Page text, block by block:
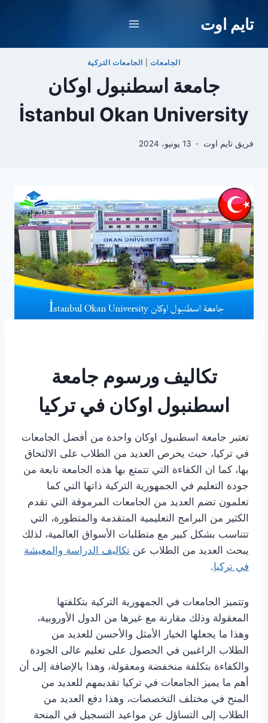
تايم اوت
الجامعات الجامعات التركية
جامعة اسطنبول اوكان
İstanbul Okan University
فريق تايم اوت 13 يونيو، 2024
تكاليف ورسوم جامعة
اسطنبول اوكان في تركيا
تعتبر جامعة اسطنبول اوكان واحدة من أفضل الجامعات
في تركيا، حيث يحرص العديد من الطلاب على الالتحاق
بها، كما ان الكفاءة التي تتمتع بها هذه الجامعة نابعة من
جودة التعليم في الجمهورية التركية ذاتها التي كما
تعلمون تضم العديد من الجامعات المرموقة التي تقدم
الكثير من البرامج التعليمية المتقدمة والمتطورة، التي
تتناسب بشكل كبير مع متطلبات الأسواق العالمية، لذلك
يبحث العديد من الطلاب عن تكاليف الدراسة والمعيشة
في تركيا.
وتتميز الجامعات في الجمهورية التركية بتكلفتها
المعقولة وذلك مقارنة مع غيرها من الدول الأوروبية،
وهذا ما يجعلها الخيار الأمثل والأحسن للعديد من
الطلاب الراغبين في الحصول على تعليم عالى الجودة
والكفاءة بتكلفة منخفضة ومعقولة، وهذا بالإضافة إلى أن
أهم ما يميز الجامعات في تركيا تقديمهم للعديد من
المنح في مختلف التخصصات، وهذا دفع العديد من
الطلاب إلى التساؤل عن مواعيد التسجيل في المنحة